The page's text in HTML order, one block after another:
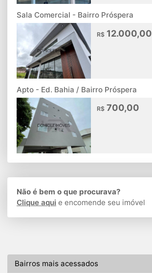
Sala Comercial - Bairro Próspera
R$ 12.000,00
Apto - Ed. Bahia / Bairro Próspera
R$ 700,00
Não é bem o que procurava?
Clique aqui e encomende seu imóvel
Bairros mais acessados